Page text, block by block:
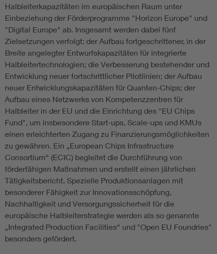
Halbleiterkapazitäten im europäischen Raum unter
Einbeziehung der Förderprogramme "Horizon Europe" und
"Digital Europe" ab. Insgesamt werden dabei fünf
Zielsetzungen verfolgt: der Aufbau fortgeschrittener, in der
Breite angelegter Entwurfskapazitäten für integrierte
Halbleitertechnologien; die Verbesserung bestehender und
Entwicklung neuer fortschrittlicher Pilotlinien; der Aufbau
neuer Entwicklungskapazitäten für Quanten-Chips; der
Aufbau eines Netzwerks von Kompetenzzentren für
Halbleiter in der EU und die Einrichtung des "EU Chips
Fund", um insbesondere Start-ups, Scale-ups und KMUs
einen erleichterten Zugang zu Finanzierungsmöglichkeiten
zu gewähren. Ein „European Chips Infrastructure
Consortium“ (ECIC) begleitet die Durchführung von
förderfähigen Maßnahmen und erstellt einen jährlichen
Tätigkeitsbericht. Spezielle Produktionsanlagen mit
besonderer Fähigkeit zur Innovationsschöpfung,
Nachhaltigkeit und Versorgungssicherheit für die
europäische Halbleiterstrategie werden als so genannte
„Integrated Production Facilities“ und "Open EU Foundries"
besonders gefördert.